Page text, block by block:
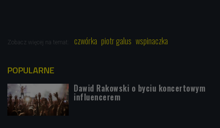
Zobacz więcej na temat: czwórka piotr galus wspinaczka
POPULARNE
Dawid Rakowski o byciu koncertowym
influencerem